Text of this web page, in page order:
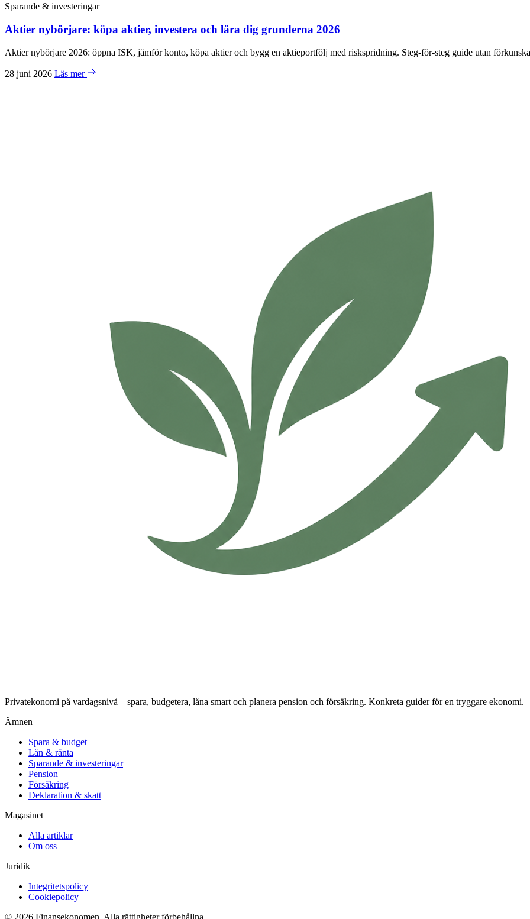
Sparande & investeringar
Aktier nybörjare: köpa aktier, investera och lära dig grunderna 2026
Aktier nybörjare 2026: öppna ISK, jämför konto, köpa aktier och bygg en aktieportfölj med riskspridning. Steg-för-steg guide utan
28 juni 2026 Läs mer
Privatekonomi på vardagsnivå – spara, budgetera, låna smart och planera pension och försäkring. Konkreta guider för en tryggare ekonomi.
Ämnen
Spara & budget
Lån & ränta
Sparande & investeringar
Pension
Försäkring
Deklaration & skatt
Magasinet
Alla artiklar
Om oss
Juridik
Integritetspolicy
Cookiepolicy
© 2026 Finansekonomen. Alla rättigheter förbehållna.